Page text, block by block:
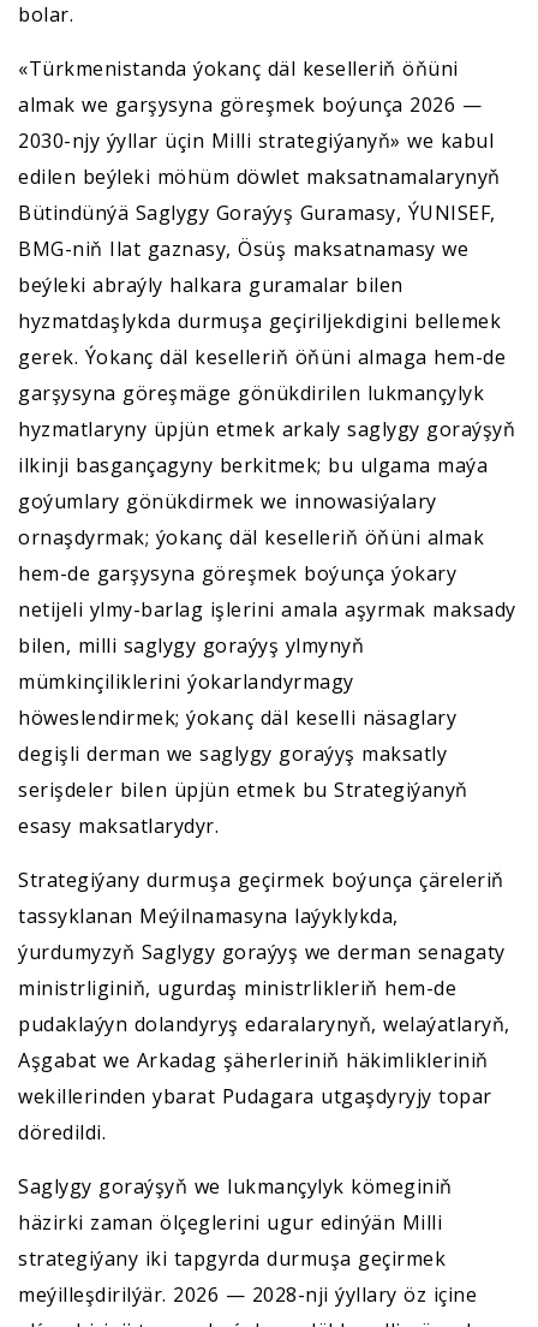
bolar.
«Türkmenistanda ýokanç däl keselleriň öňüni
almak we garşysyna göreşmek boýunça 2026 —
2030-njy ýyllar üçin Milli strategiýanyň» we kabul
edilen beýleki möhüm döwlet maksatnamalarynyň
Bütindünýä Saglygy Goraýyş Guramasy, ÝUNISEF,
BMG-niň Ilat gaznasy, Ösüş maksatnamasy we
beýleki abraýly halkara guramalar bilen
hyzmatdaşlykda durmuşa geçiriljekdigini bellemek
gerek. Ýokanç däl keselleriň öňüni almaga hem-de
garşysyna göreşmäge gönükdirilen lukmançylyk
hyzmatlaryny üpjün etmek arkaly saglygy goraýşyň
ilkinji basgançagyny berkitmek; bu ulgama maýa
goýumlary gönükdirmek we innowasiýalary
ornaşdyrmak; ýokanç däl keselleriň öňüni almak
hem-de garşysyna göreşmek boýunça ýokary
netijeli ylmy-barlag işlerini amala aşyrmak maksady
bilen, milli saglygy goraýyş ylmynyň
mümkinçiliklerini ýokarlandyrmagy
höweslendirmek; ýokanç däl keselli näsaglary
degişli derman we saglygy goraýyş maksatly
serişdeler bilen üpjün etmek bu Strategiýanyň
esasy maksatlarydyr.
Strategiýany durmuşa geçirmek boýunça çäreleriň
tassyklanan Meýilnamasyna laýyklykda,
ýurdumyzyň Saglygy goraýyş we derman senagaty
ministrliginiň, ugurdaş ministrlikleriň hem-de
pudaklaýyn dolandyryş edaralarynyň, welaýatlaryň,
Aşgabat we Arkadag şäherleriniň häkimlikleriniň
wekillerinden ybarat Pudagara utgaşdyryjy topar
döredildi.
Saglygy goraýşyň we lukmançylyk kömeginiň
häzirki zaman ölçeglerini ugur edinýän Milli
strategiýany iki tapgyrda durmuşa geçirmek
meýilleşdirilýär. 2026 — 2028-nji ýyllary öz içine